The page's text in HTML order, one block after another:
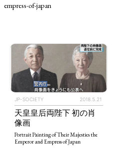
ART WORLD CULTURAL ESSAYS
POLITICS REVIEWS
empress-of-japan
JP-SOCIETY 2018.5.21
天皇皇后両陛下 初の肖
像画
Portrait Painting of Their Majesties the
Emperor and Empress of Japan